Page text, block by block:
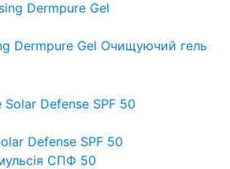
Dermpure Gel Очищуючий гель
Defense SPF 50
СПФ 50